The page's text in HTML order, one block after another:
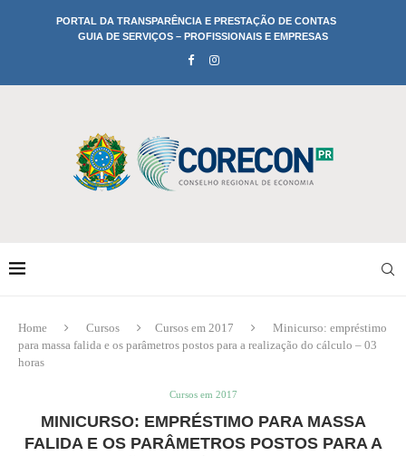
PORTAL DA TRANSPARÊNCIA E PRESTAÇÃO DE CONTAS
GUIA DE SERVIÇOS – PROFISSIONAIS E EMPRESAS
Home Cursos Cursos em 2017
Minicurso: empréstimo
para massa falida e os parâmetros postos para a realização do cálculo – 03
horas
Cursos em 2017
MINICURSO: EMPRÉSTIMO PARA MASSA
FALIDA E OS PARÂMETROS POSTOS PARA A